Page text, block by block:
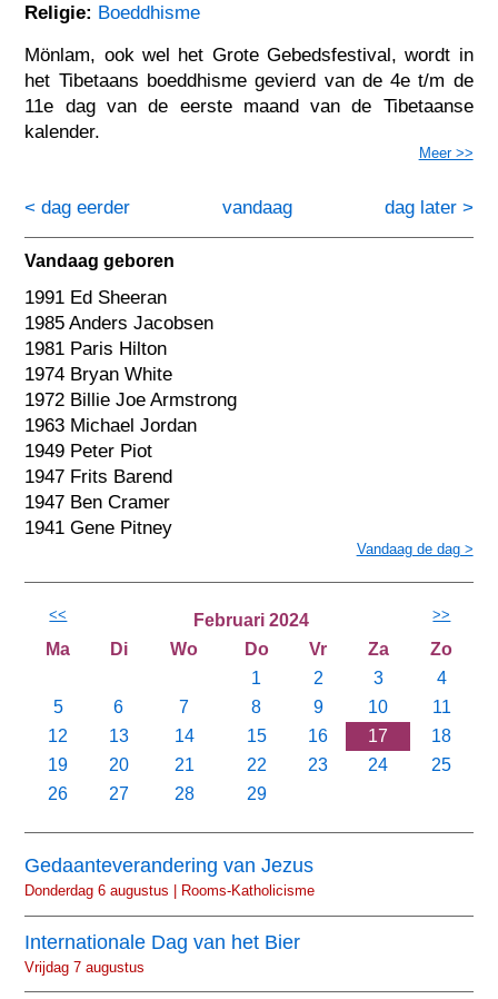
Religie: Boeddhisme
Mönlam, ook wel het Grote Gebedsfestival, wordt in
het Tibetaans boeddhisme gevierd van de 4e t/m de
11e dag van de eerste maand van de Tibetaanse
kalender.
Meer >>
< dag eerder dag later >
vandaag
Vandaag geboren
1991 Ed Sheeran
1985 Anders Jacobsen
1981 Paris Hilton
1974 Bryan White
1972 Billie Joe Armstrong
1963 Michael Jordan
1949 Peter Piot
1947 Frits Barend
1947 Ben Cramer
1941 Gene Pitney
Vandaag de dag >
<< Februari 2024 >>
Ma Di Wo Do Vr Za
Zo
1
2 3
4
5
6 7 8 9 10
11
12
13 14 15 16 17
18
19
20 21 22 23 24
25
26
27 28 29
Gedaanteverandering van Jezus
Donderdag 6 augustus | Rooms-Katholicisme
Internationale Dag van het Bier
Vrijdag 7 augustus